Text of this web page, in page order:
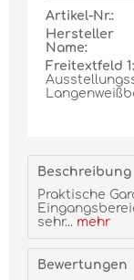
Artikel-Nr.:
Hersteller
Name:
Freitextfeld 1:
Beschreibung
Praktische
sehr... mehr
Bewertungen